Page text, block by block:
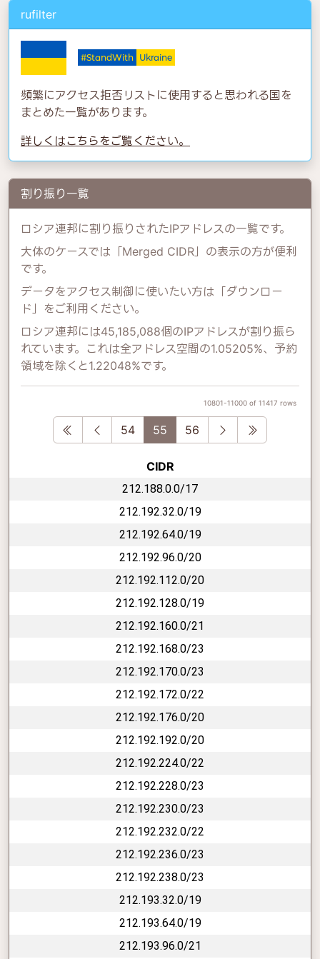
rufilter
🇺🇦#StandWith Ukraine
頻繁にアクセス拒否リストに使用すると思われる国を
まとめた一覧があります。
詳しくはこちらをご覧ください。
割り振り一覧
ロシア連邦に割り振りされたIPアドレスの一覧です。
大体のケースでは「Merged CIDR」の表示の方が便利
です。
データをアクセス制御に使いたい方は「ダウンロー
ド」をご利用ください。
ロシア連邦には45,185,088個のIPアドレスが割り振ら
れています。これは全アドレス空間の1.05205%、予約
領域を除くと1.22048%です。
10801-11000 of 11417 rows
First Previous
54 55 56 Next
CIDR
212.188.0.0/17
212.192.32.0/19
212.192.64.0/19
212.192.96.0/20
212.192.112.0/20
212.192.128.0/19
212.192.160.0/21
212.192.168.0/23
212.192.170.0/23
212.192.172.0/22
212.192.176.0/20
212.192.192.0/20
212.192.224.0/22
212.192.228.0/23
212.192.230.0/23
212.192.232.0/22
212.192.236.0/23
212.192.238.0/23
212.193.32.0/19
212.193.64.0/19
212.193.96.0/21